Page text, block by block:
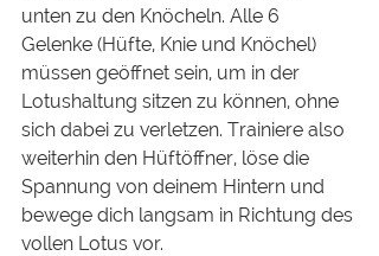
unten zu den Knöcheln. Alle 6
Gelenke (Hüfte, Knie und Knöchel)
müssen geöffnet sein, um in der
Lotushaltung sitzen zu können, ohne
sich dabei zu verletzen. Trainiere also
weiterhin den Hüftöffner, löse die
Spannung von deinem Hintern und
bewege dich langsam in Richtung des
vollen Lotus vor.